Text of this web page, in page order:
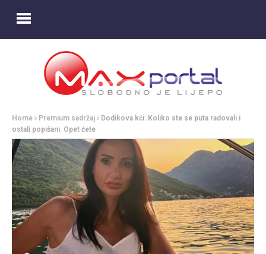
Home Premium sadržaj
Dodikova kći: Koliko ste se puta radovali i
ostali popišani. Opet ćete